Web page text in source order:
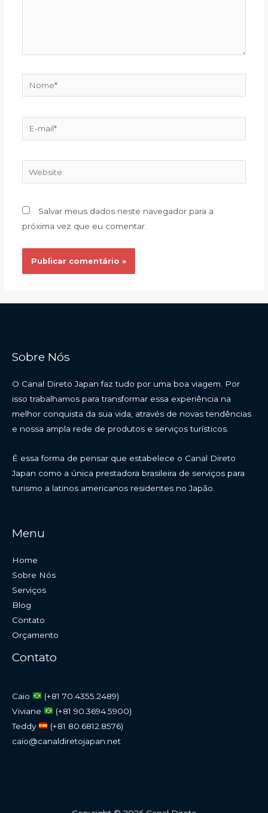
Salvar meus dados neste navegador para a
próxima vez que eu comentar.
Sobre Nós
O Canal Direto Japan faz tudo por uma boa viagem. Por
isso trabalhamos para transformar essa experiência na
melhor conquista da sua vida, através de novas tendências
e nossa ampla rede de produtos e serviços turísticos.
É essa forma de pensar que estabelece o Canal Direto
Japan como a única prestadora brasileira de serviços para
turismo a latinos americanos residentes no Japão.
Menu
Home
Sobre Nós
Serviços
Blog
Contato
Orçamento
Contato
Caio
(+81 70.4355.2489)
Viviane
(+81 90.3694.5900)
Teddy
(+81 80.6812.8576)
caio@canaldiretojapan.net